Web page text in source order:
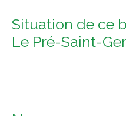
Situation de ce
Le Pré-Saint-